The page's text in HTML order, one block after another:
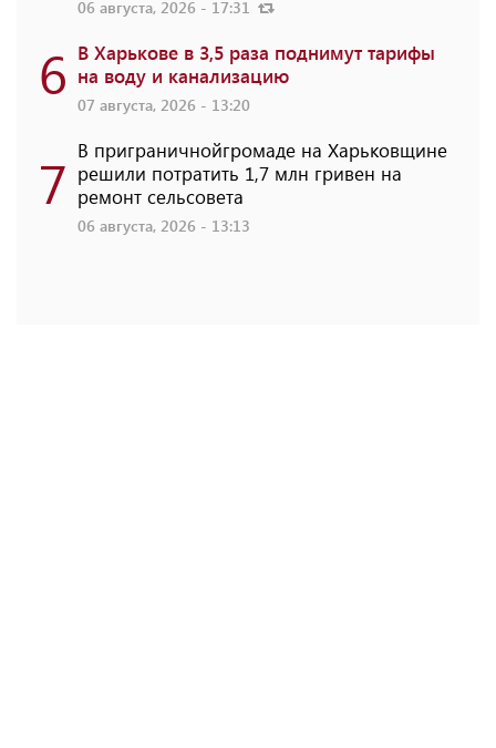
06 августа, 2026 - 17:31
6 В Харькове в 3,5 раза поднимут тарифы
на воду и канализацию
07 августа, 2026 - 13:20
7 В приграничнойгромаде на Харьковщине
решили потратить 1,7 млн ​​гривен на
ремонт сельсовета
06 августа, 2026 - 13:13